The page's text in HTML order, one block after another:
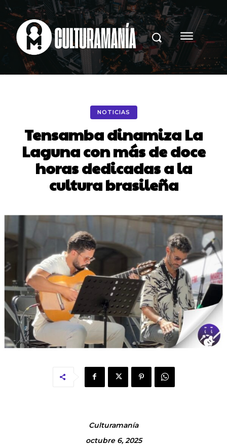
NOTICIAS
Tensamba dinamiza La
Laguna con más de doce
horas dedicadas a la
cultura brasileña
Culturamanía
octubre 6, 2025